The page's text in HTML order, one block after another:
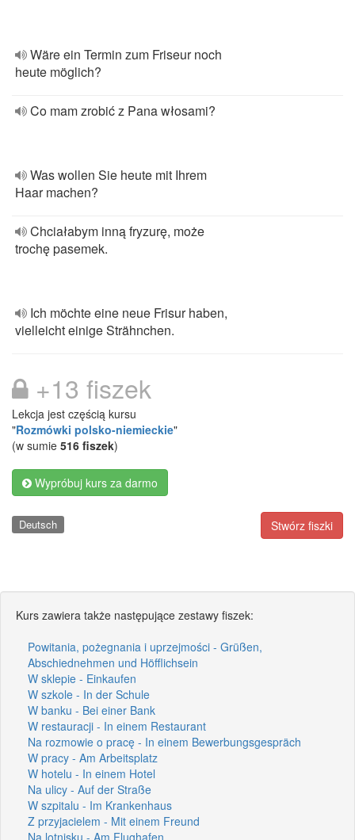
Wäre ein Termin zum Friseur noch
heute möglich?
Co mam zrobić z Pana włosami?
Was wollen Sie heute mit Ihrem
Haar machen?
Chciałabym inną fryzurę, może
trochę pasemek.
Ich möchte eine neue Frisur haben,
vielleicht einige Strähnchen.
+13 fiszek
Lekcja jest częścią kursu
"Rozmówki polsko-niemieckie"
(w sumie 516 fiszek)
Wypróbuj kurs za darmo
Stwórz fiszki
Deutsch
Kurs zawiera także następujące zestawy fiszek:
Powitania, pożegnania i uprzejmości - Grüßen,
Abschiednehmen und Höfflichsein
W sklepie - Einkaufen
W szkole - In der Schule
W banku - Bei einer Bank
W restauracji - In einem Restaurant
Na rozmowie o pracę - In einem Bewerbungsgespräch
W pracy - Am Arbeitsplatz
W hotelu - In einem Hotel
Na ulicy - Auf der Straße
W szpitalu - Im Krankenhaus
Z przyjacielem - Mit einem Freund
Na lotnisku - Am Flughafen